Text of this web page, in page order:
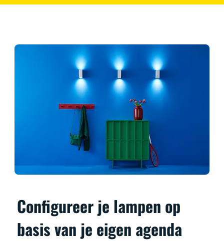
Configureer je lampen op
basis van je eigen agenda